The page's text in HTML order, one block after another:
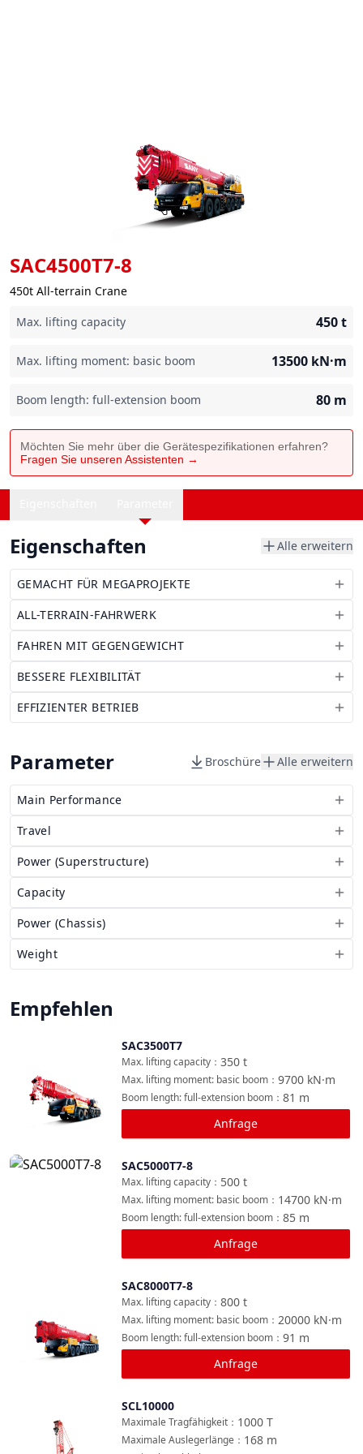
SAC4500T7-8
450t All-terrain Crane
Max. lifting capacity
450t
Max. lifting moment: basic boom 13500 kN·m
Boom length: full-extension boom 80 m
Möchten Sie mehr über die Gerätespezifikationen erfahren?
Fragen Sie unseren Assistenten →
Eigenschaften Alle erweitern
GEMACHT FÜR MEGAPROJEKTE
ALL-TERRAIN-FAHRWERK
FAHREN MIT GEGENGEWICHT
BESSERE FLEXIBILITÄT
EFFIZIENTER BETRIEB
Parameter Broschüre Alle erweitern
Main Performance
Travel
Power (Superstructure)
Capacity
Power (Chassis)
Weight
Empfehlen
SAC3500T7
350 t
Max. lifting capacity ：
9700 kN·m
Max. lifting moment: basic boom ：
81 m
Boom length: full-extension boom ：
Anfrage
Vergleichen
SAC5000T7-8
500 t
Max. lifting capacity ：
14700 kN·m
Max. lifting moment: basic boom ：
85 m
Boom length: full-extension boom ：
Anfrage
SAC8000T7-8
800 t
Max. lifting capacity ：
20000 kN·m
Max. lifting moment: basic boom ：
91 m
Boom length: full-extension boom ：
Anfrage
SCL10000
1000 T
Maximale Tragfähigkeit ：
168 m
Maximale Auslegerlänge ：